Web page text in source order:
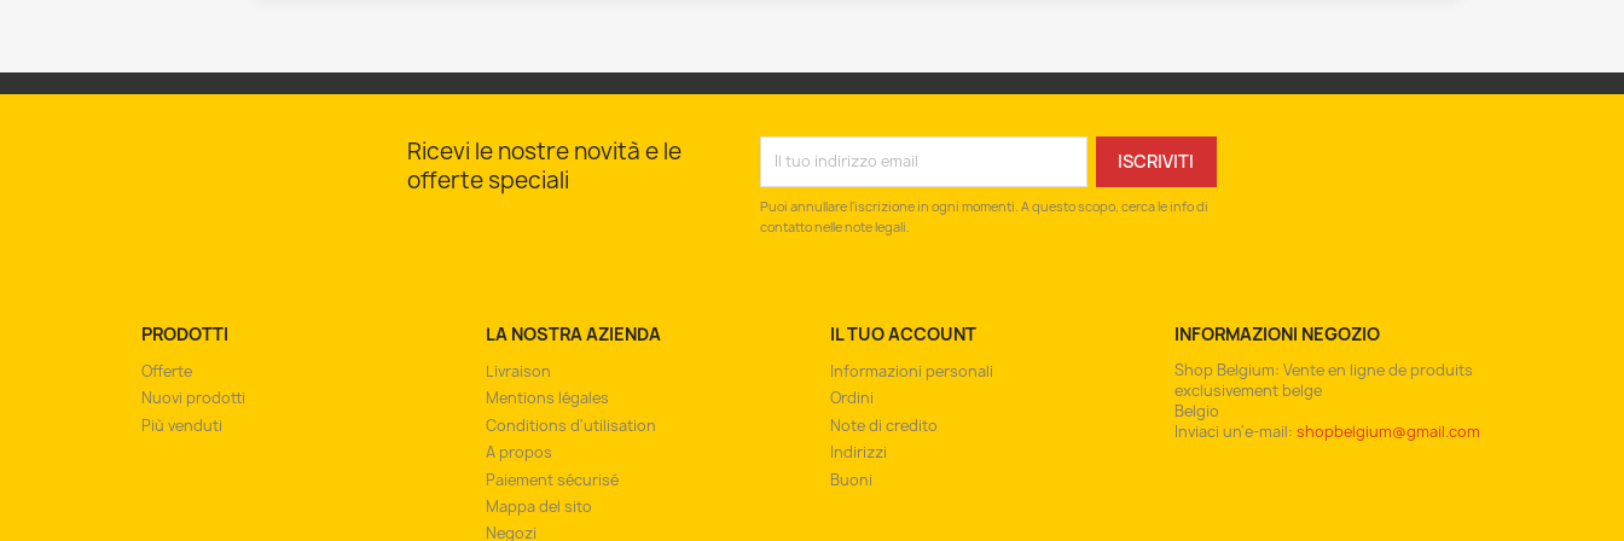
Ricevi le nostre novità e le
offerte speciali
Puoi annullare l'iscrizione in ogni momenti. A questo scopo, cerca le info di
contatto nelle note legali.
PRODOTTI
Offerte
Nuovi prodotti
Più venduti
LA NOSTRA AZIENDA
Livraison
Mentions légales
Conditions d'utilisation
A propos
Paiement sécurisé
Mappa del sito
Negozi
IL TUO ACCOUNT
Informazioni personali
Ordini
Note di credito
Indirizzi
Buoni
INFORMAZIONI NEGOZIO
Shop Belgium: Vente en ligne de produits
exclusivement belge
Belgio
Inviaci un'e-mail: shopbelgium@gmail.com